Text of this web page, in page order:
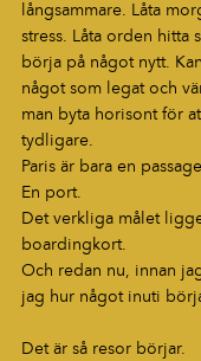
långsammare. Låta
stress. Låta orden hitta
börja på något nytt.
något som legat och
man byta horisont för
tydligare.
Paris är bara en passage.
En port.
Det verkliga målet
boardingkort.
Och redan nu, innan
jag hur något inuti
Det är så resor börjar.